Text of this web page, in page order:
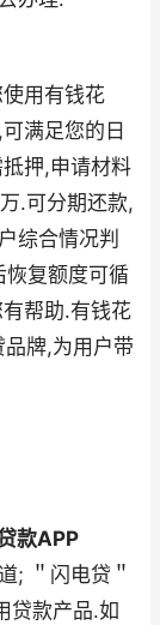
用有钱花
满足您的日
押,申请材料
.可分期还款,
综合情况判
恢复额度可循
帮助.有钱花
牌,为用户带
款APP
; ＂闪电贷＂
贷款产品.如